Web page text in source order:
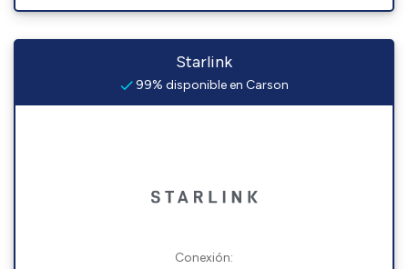
Starlink
99% disponible en Carson
Conexión: